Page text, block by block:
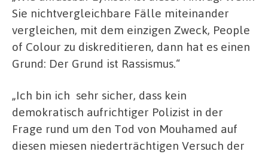
Sie nichtvergleichbare Fälle miteinander
vergleichen, mit dem einzigen Zweck, People
of Colour zu diskreditieren, dann hat es einen
Grund: Der Grund ist Rassismus.“
„Ich bin ich sehr sicher, dass kein
demokratisch aufrichtiger Polizist in der
Frage rund um den Tod von Mouhamed auf
diesen miesen niederträchtigen Versuch der